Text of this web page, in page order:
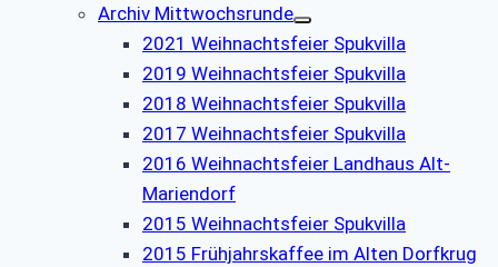
Archiv Mittwochsrunde
2021 Weihnachtsfeier Spukvilla
2019 Weihnachtsfeier Spukvilla
2018 Weihnachtsfeier Spukvilla
2017 Weihnachtsfeier Spukvilla
2016 Weihnachtsfeier Landhaus Alt-
Mariendorf
2015 Weihnachtsfeier Spukvilla
2015 Frühjahrskaffee im Alten Dorfkrug